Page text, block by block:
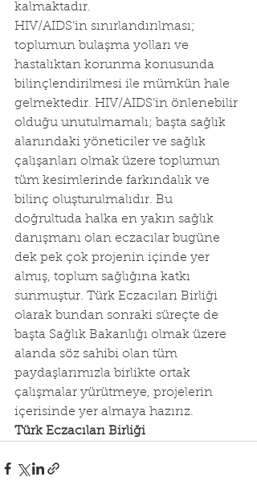
kalmaktadır.
HIV/AIDS’in sınırlandırılması;
toplumun bulaşma yolları ve
hastalıktan korunma konusunda
bilinçlendirilmesi ile mümkün hale
gelmektedir. HIV/AIDS’in önlenebilir
olduğu unutulmamalı; başta sağlık
alanındaki yöneticiler ve sağlık
çalışanları olmak üzere toplumun
tüm kesimlerinde farkındalık ve
bilinç oluşturulmalıdır. Bu
doğrultuda halka en yakın sağlık
danışmanı olan eczacılar bugüne
dek pek çok projenin içinde yer
almış, toplum sağlığına katkı
sunmuştur. Türk Eczacıları Birliği
olarak bundan sonraki süreçte de
başta Sağlık Bakanlığı olmak üzere
alanda söz sahibi olan tüm
paydaşlarımızla birlikte ortak
çalışmalar yürütmeye, projelerin
içerisinde yer almaya hazırız.
Türk Eczacıları Birliği